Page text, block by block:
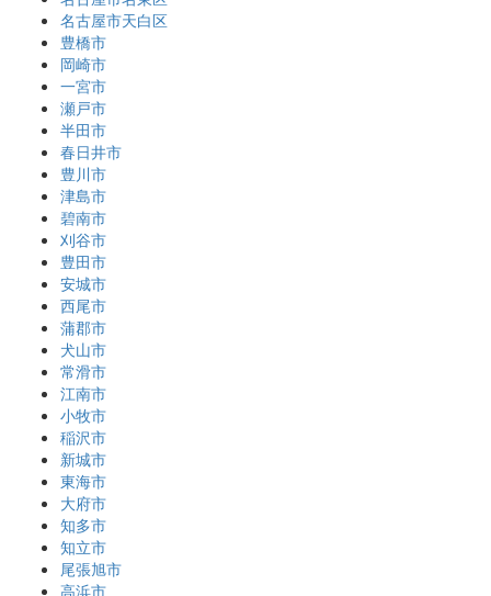
名古屋市天白区
豊橋市
岡崎市
一宮市
瀬戸市
半田市
春日井市
豊川市
津島市
碧南市
刈谷市
豊田市
安城市
西尾市
蒲郡市
犬山市
常滑市
江南市
小牧市
稲沢市
新城市
東海市
大府市
知多市
知立市
尾張旭市
高浜市